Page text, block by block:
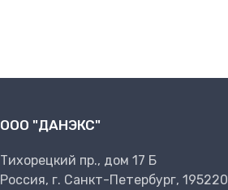
ООО "ДАНЭКС"
Тихорецкий пр., дом 17 Б
Россия, г. Санкт-Петербург, 195220